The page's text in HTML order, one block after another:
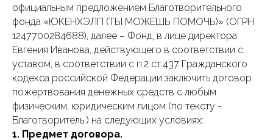
официальным предложением Благотворительного
фонда «ЮКЕНХЭЛП (ТЫ МОЖЕШЬ ПОМОЧЬ)» (ОГРН
1247700284688), далее – Фонд, в лице директора
Евгения Иванова, действующего в соответствии с
уставом, в соответствии с п.2 ст.437 Гражданского
кодекса российской Федерации заключить договор
пожертвования денежных средств с любым
физическим, юридическим лицом (по тексту -
Благотворитель ) на следующих условиях:
1. Предмет договора.